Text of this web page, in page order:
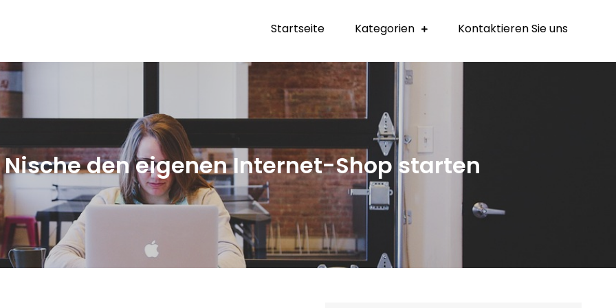
Startseite Kategorien Kontaktieren Sie uns
den eigenen Internet-Shop starten